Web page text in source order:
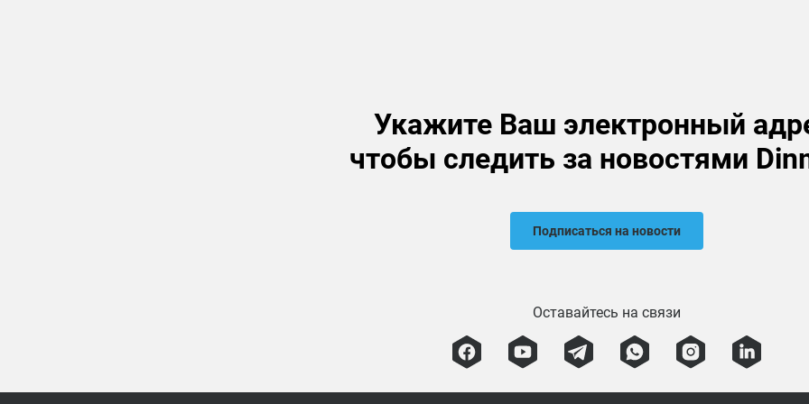
Укажите Ваш электронный
чтобы следить за новостями
Подписаться на новости
Оставайтесь на связи